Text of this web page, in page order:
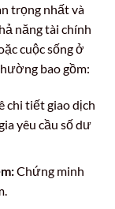
trọng nhất và
năng tài chính
cuộc sống ở
bao gồm:
chi tiết giao dịch
yêu cầu số dư
Chứng minh